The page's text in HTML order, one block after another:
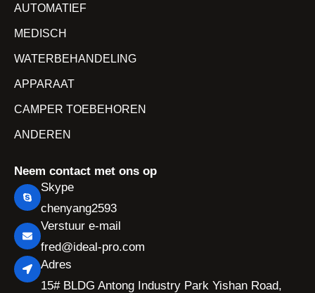
AUTOMATIEF
MEDISCH
WATERBEHANDELING
APPARAAT
CAMPER TOEBEHOREN
ANDEREN
Neem contact met ons op
Skype
chenyang2593
Verstuur e-mail
fred@ideal-pro.com
Adres
15# BLDG Antong Industry Park Yishan Road,